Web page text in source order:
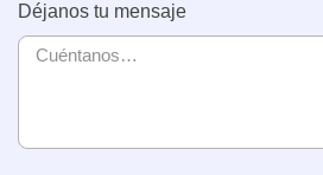
Déjanos tu mensaje